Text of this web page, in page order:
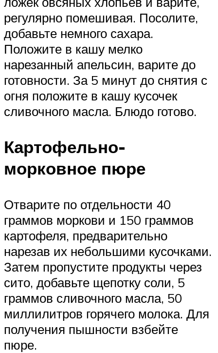
регулярно помешивая. Посолите,
добавьте немного сахара.
Положите в кашу мелко
нарезанный апельсин, варите до
готовности. За 5 минут до снятия с
огня положите в кашу кусочек
сливочного масла. Блюдо готово.
Картофельно-
морковное пюре
Отварите по отдельности 40
граммов моркови и 150 граммов
картофеля, предварительно
нарезав их небольшими кусочками.
Затем пропустите продукты через
сито, добавьте щепотку соли, 5
граммов сливочного масла, 50
миллилитров горячего молока. Для
получения пышности взбейте
пюре.